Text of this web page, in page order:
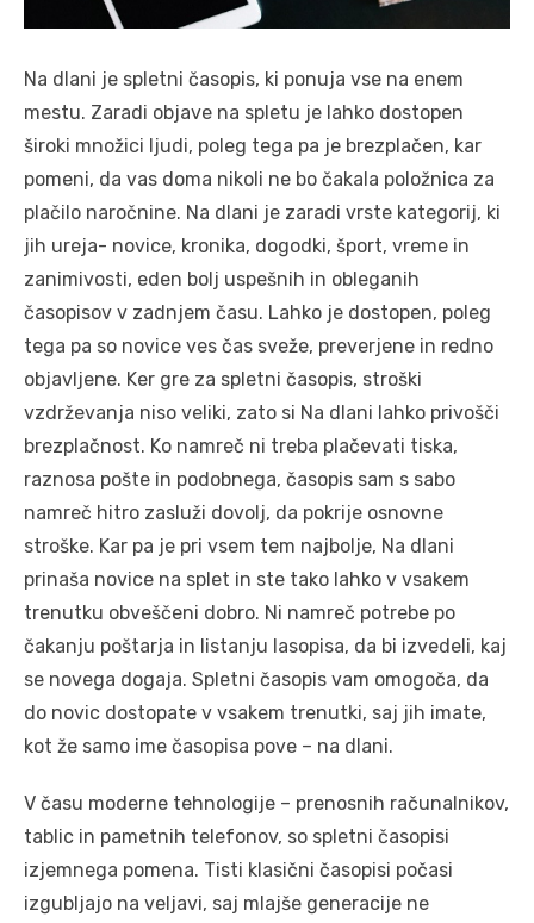
Na dlani je spletni časopis, ki ponuja vse na enem
mestu. Zaradi objave na spletu je lahko dostopen
široki množici ljudi, poleg tega pa je brezplačen, kar
pomeni, da vas doma nikoli ne bo čakala položnica za
plačilo naročnine. Na dlani je zaradi vrste kategorij, ki
jih ureja- novice, kronika, dogodki, šport, vreme in
zanimivosti, eden bolj uspešnih in obleganih
časopisov v zadnjem času. Lahko je dostopen, poleg
tega pa so novice ves čas sveže, preverjene in redno
objavljene. Ker gre za spletni časopis, stroški
vzdrževanja niso veliki, zato si Na dlani lahko privošči
brezplačnost. Ko namreč ni treba plačevati tiska,
raznosa pošte in podobnega, časopis sam s sabo
namreč hitro zasluži dovolj, da pokrije osnovne
stroške. Kar pa je pri vsem tem najbolje, Na dlani
prinaša novice na splet in ste tako lahko v vsakem
trenutku obveščeni dobro. Ni namreč potrebe po
čakanju poštarja in listanju lasopisa, da bi izvedeli, kaj
se novega dogaja. Spletni časopis vam omogoča, da
do novic dostopate v vsakem trenutki, saj jih imate,
kot že samo ime časopisa pove – na dlani.
V času moderne tehnologije – prenosnih računalnikov,
tablic in pametnih telefonov, so spletni časopisi
izjemnega pomena. Tisti klasični časopisi počasi
izgubljajo na veljavi, saj mlajše generacije ne